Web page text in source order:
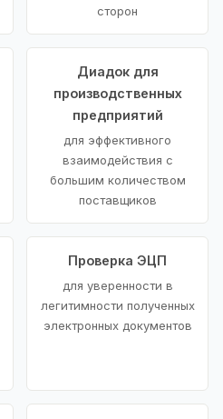
сторон
Диадок для
производственных
предприятий
для эффективного
взаимодействия с
большим количеством
поставщиков
Проверка ЭЦП
для уверенности в
легитимности полученных
электронных документов